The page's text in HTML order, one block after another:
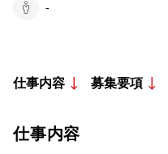
-
仕事内容 募集要項
仕事内容